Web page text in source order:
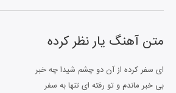
متن آهنگ یار نظر کرده
ای سفر کرده از آن دو چشم شیدا چه خبر
بی خبر ماندم و تو رفته ای تنها به سفر